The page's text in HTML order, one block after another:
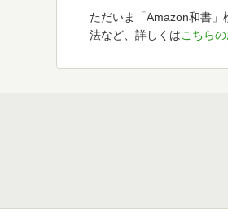
ただいま「Amazon和書
法など、詳しくはこちら